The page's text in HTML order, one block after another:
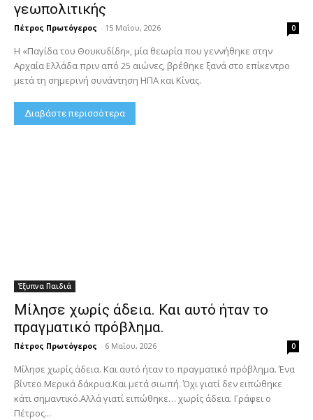
γεωπολιτικής
Πέτρος Πρωτόγερος - 15 Μαΐου, 2026 0
Η «Παγίδα του Θουκυδίδη», μία θεωρία που γεννήθηκε στην
Αρχαία Ελλάδα πριν από 25 αιώνες, βρέθηκε ξανά στο επίκεντρο
μετά τη σημερινή συνάντηση ΗΠΑ και Κίνας.
Διαβάστε περισσότερα
Έξυπνα Παιδιά
Μίλησε χωρίς άδεια. Και αυτό ήταν το
πραγματικό πρόβλημα.
Πέτρος Πρωτόγερος - 6 Μαΐου, 2026 0
Μίλησε χωρίς άδεια. Και αυτό ήταν το πραγματικό πρόβλημα. Ένα
βίντεο.Μερικά δάκρυα.Και μετά σιωπή. Όχι γιατί δεν ειπώθηκε
κάτι σημαντικό.Αλλά γιατί ειπώθηκε… χωρίς άδεια. Γράφει ο
Πέτρος...